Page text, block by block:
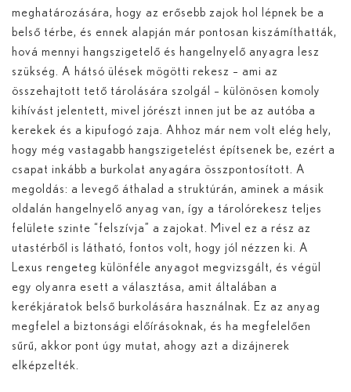
meghatározására, hogy az erősebb zajok hol lépnek be a
belső térbe, és ennek alapján már pontosan kiszámíthatták,
hová mennyi hangszigetelő és hangelnyelő anyagra lesz
szükség. A hátsó ülések mögötti rekesz – ami az
összehajtott tető tárolására szolgál – különösen komoly
kihívást jelentett, mivel jórészt innen jut be az autóba a
kerekek és a kipufogó zaja. Ahhoz már nem volt elég hely,
hogy még vastagabb hangszigetelést építsenek be, ezért a
csapat inkább a burkolat anyagára összpontosított. A
megoldás: a levegő áthalad a struktúrán, aminek a másik
oldalán hangelnyelő anyag van, így a tárolórekesz teljes
felülete szinte “felszívja” a zajokat. Mivel ez a rész az
utastérből is látható, fontos volt, hogy jól nézzen ki. A
Lexus rengeteg különféle anyagot megvizsgált, és végül
egy olyanra esett a választása, amit általában a
kerékjáratok belső burkolására használnak. Ez az anyag
megfelel a biztonsági előírásoknak, és ha megfelelően
sűrű, akkor pont úgy mutat, ahogy azt a dizájnerek
elképzelték.